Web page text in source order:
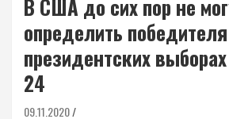
В США до сих пор не
определить
президентских
24
09.11.2020